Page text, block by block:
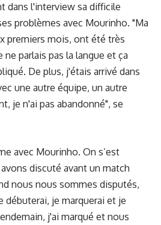
dans l'interview sa difficile
problèmes avec Mourinho. "Ma
premiers mois, ont été très
parlais pas la langue et ça
De plus, j'étais arrivé dans
une autre équipe, un autre
je n'ai pas abandonné", se
avec Mourinho. On s’est
discuté avant un match
nous nous sommes disputés,
débuterai, je marquerai et je
j'ai marqué et nous